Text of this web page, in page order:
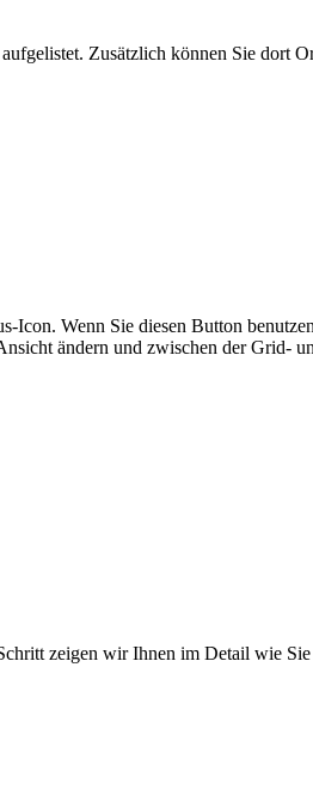
Zusätzlich können Sie dort
Wenn Sie diesen Button
ändern und zwischen der Grid-
zeigen wir Ihnen im Detail wie